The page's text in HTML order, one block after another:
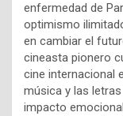
enfermedad de
optimismo
en cambiar el
cineasta pionero
cine internacional
música y las
impacto